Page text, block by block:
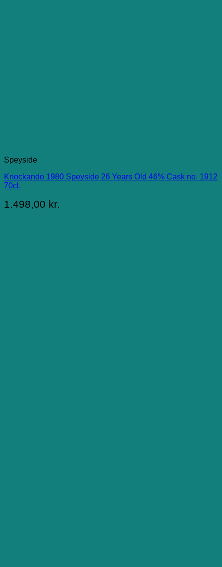
Speyside
Knockando 1980 Speyside 26 Years Old 46% Cask no. 1912
70cl.
1.498,00 kr.